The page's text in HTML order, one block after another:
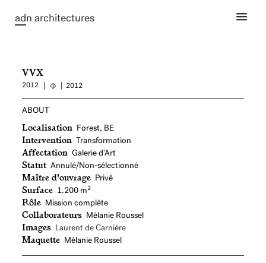
adn architectures
VVX
2012 2012
ABOUT
Localisation Forest, BE
Intervention Transformation
Affectation Galerie d'Art
Statut Annulé/Non-sélectionné
Maître d'ouvrage Privé
Surface 1.200 m2
Rôle Mission complète
Collaborateurs Mélanie Roussel
Images Laurent de Carnière
Maquette Mélanie Roussel